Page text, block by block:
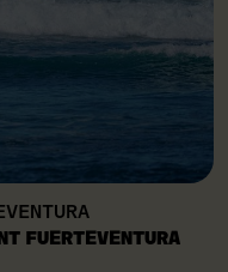
FUERTEVENTURA